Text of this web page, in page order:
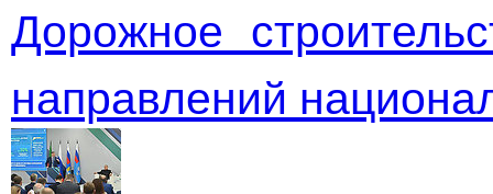
Дорожное
направлений